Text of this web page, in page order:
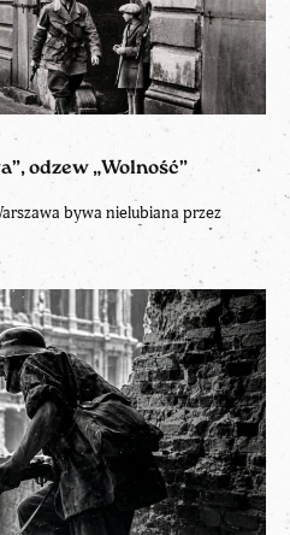
odzew „Wolność”
bywa nielubiana przez